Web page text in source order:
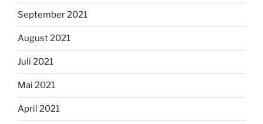
September 2021
August 2021
Juli 2021
Mai 2021
April 2021